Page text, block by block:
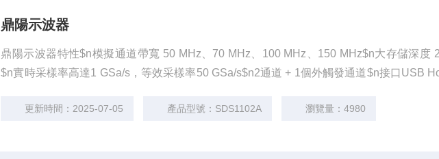
鼎陽示波器
鼎陽示波器特性$n模擬通道帶寬 50 MHz、70 MHz、100 MHz、150 MHz$n大存儲深度
$n實時采樣率高達1 GSa/s，等效采樣率50 GSa/s$n2通道 + 1個外觸發通道$n接口USB
更新時間：2025-07-05 產品型號：SDS1102A 瀏覽量：4980